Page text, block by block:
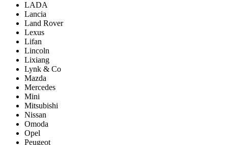
LADA
Lancia
Land Rover
Lexus
Lifan
Lincoln
Lixiang
Lynk & Co
Mazda
Mercedes
Mini
Mitsubishi
Nissan
Omoda
Opel
Peugeot